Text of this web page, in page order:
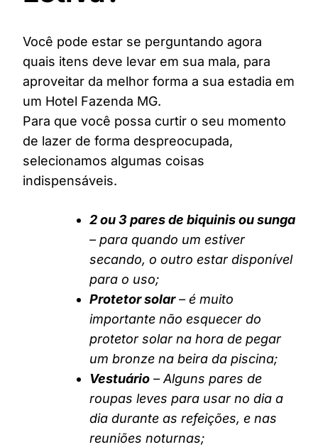
Você pode estar se perguntando agora
quais itens deve levar em sua mala, para
aproveitar da melhor forma a sua estadia em
um Hotel Fazenda MG.
Para que você possa curtir o seu momento
de lazer de forma despreocupada,
selecionamos algumas coisas
indispensáveis.
2 ou 3 pares de biquinis ou sunga
– para quando um estiver
secando, o outro estar disponível
para o uso;
Protetor solar– é muito
importante não esquecer do
protetor solar na hora de pegar
um bronze na beira da piscina;
Vestuário – Alguns pares de
roupas leves para usar no dia a
dia durante as refeições, e nas
reuniões noturnas;